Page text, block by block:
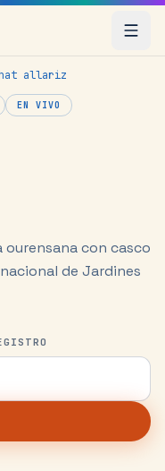
allariz
EN VIVO
ourensana con casco
de Jardines